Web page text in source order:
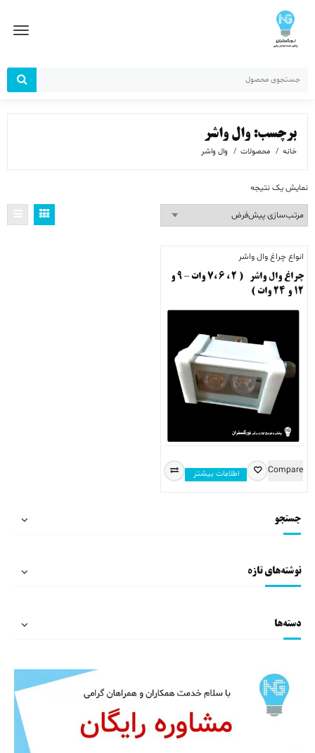
جستجو
نوشته‌های تازه
دسته‌ها
برچسب: وال واشر
خانه محصولات وال واشر
نمایش یک نتیجه
انواع چراغ وال واشر
چراغ وال واشر ( ۲ ، ۶ ،۷ وات – ۹ و
۱۲ و ۲۴ وات )
اطلاعات بیشتر Compare